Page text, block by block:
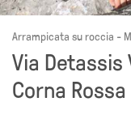
Arrampicata su roccia -
Via
Corna Rossa